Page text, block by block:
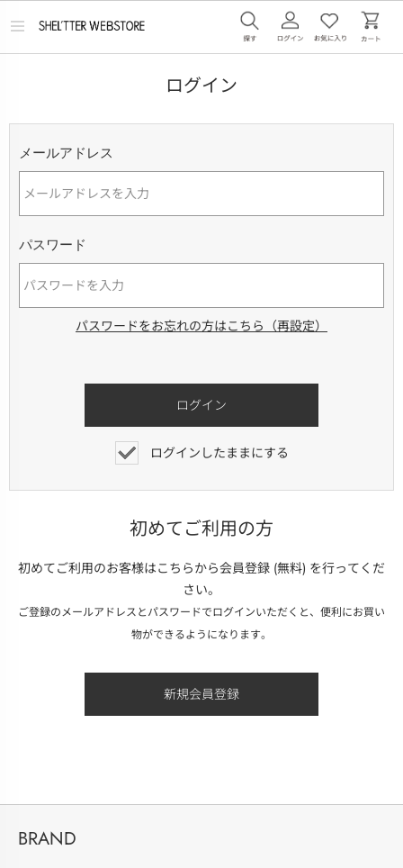
メ
ログイン
メールアドレス
パスワード
パスワードをお忘れの方はこちら（再設定）
ログインしたままにする
初めてご利用の方
初めてご利用のお客様はこちらから会員登録 (無料) を行ってくだ
さい。
ご登録のメールアドレスとパスワードでログインいただくと、便利にお買い
物ができるようになります。
BRAND